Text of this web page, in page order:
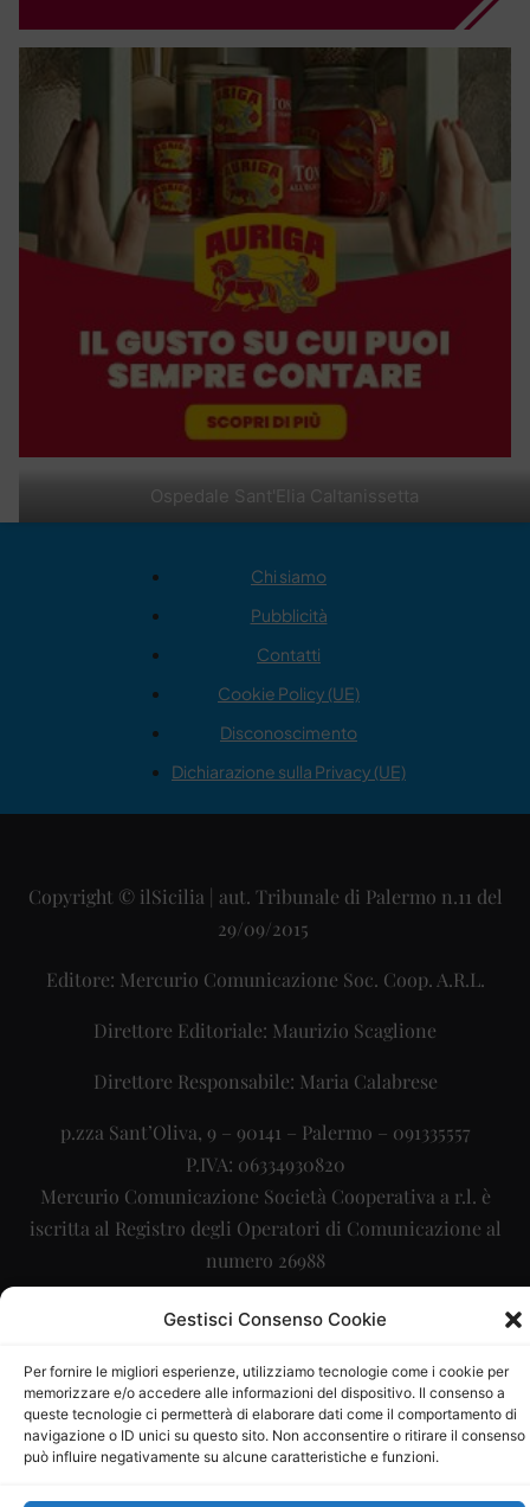
Gestisci Consenso Cookie
Per fornire le migliori esperienze, utilizziamo tecnologie come i cookie per
memorizzare e/o accedere alle informazioni del dispositivo. Il consenso a
queste tecnologie ci permetterà di elaborare dati come il comportamento di
navigazione o ID unici su questo sito. Non acconsentire o ritirare il consenso
può influire negativamente su alcune caratteristiche e funzioni.
Ospedale Sant'Elia Caltanissetta
Chi siamo
Pubblicità
Contatti
Cookie Policy (UE)
Disconoscimento
Dichiarazione sulla Privacy (UE)
Copyright © ilSicilia | aut. Tribunale di Palermo n.11 del
29/09/2015
Editore: Mercurio Comunicazione Soc. Coop. A.R.L.
Direttore Editoriale: Maurizio Scaglione
Direttore Responsabile: Maria Calabrese
p.zza Sant’Oliva, 9 – 90141 – Palermo – 091335557
P.IVA: 06334930820
Mercurio Comunicazione Società Cooperativa a r.l. è
iscritta al Registro degli Operatori di Comunicazione al
numero 26988
Sito gestito daLa Digitale srl– info@ladigitale.it